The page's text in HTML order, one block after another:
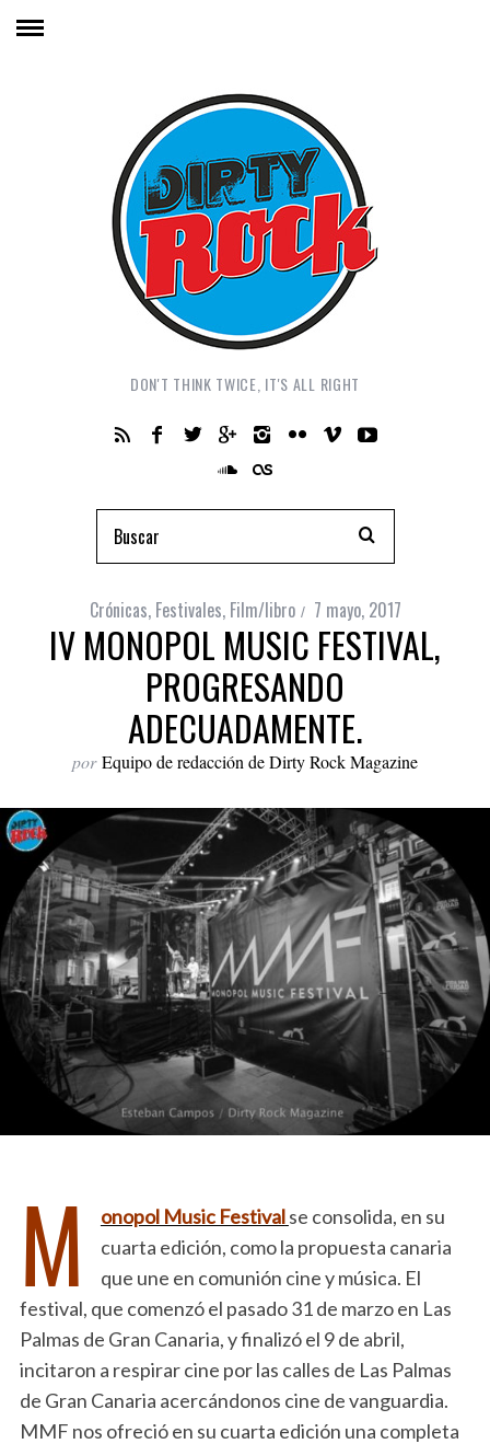
DON'T THINK TWICE, IT'S ALL RIGHT
Crónicas, Festivales, Film/libro 7 mayo, 2017
IV MONOPOL MUSIC FESTIVAL,
PROGRESANDO
ADECUADAMENTE.
por Equipo de redacción de Dirty Rock Magazine
M onopol Music Festivalse consolida, en su
cuarta edición, como la propuesta canaria
que une en comunión cine y música. El
festival, que comenzó el pasado 31 de marzo en Las
Palmas de Gran Canaria, y finalizó el 9 de abril,
incitaron a respirar cine por las calles de Las Palmas
de Gran Canaria acercándonos cine de vanguardia.
MMF nos ofreció en su cuarta edición una completa